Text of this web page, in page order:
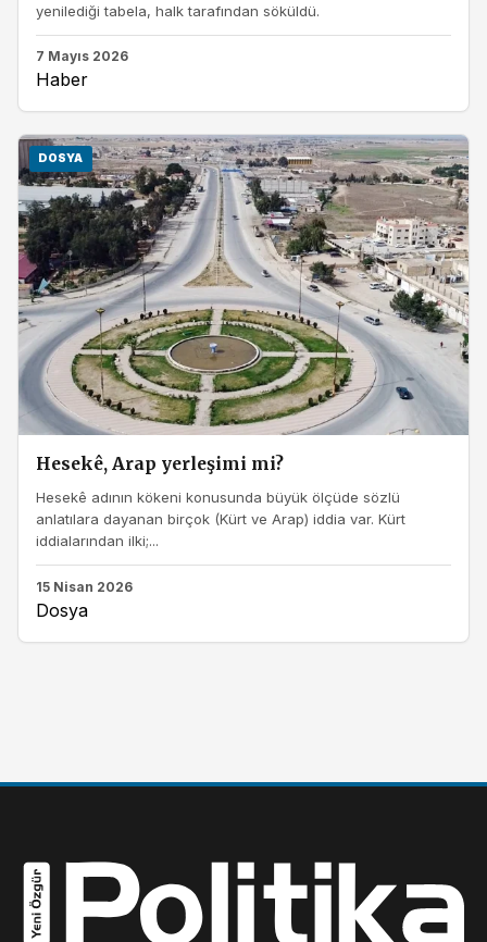
yenilediği tabela, halk tarafından söküldü.
7 Mayıs 2026
Haber
DOSYA
Hesekê, Arap yerleşimi mi?
Hesekê adının kökeni konusunda büyük ölçüde sözlü
anlatılara dayanan birçok (Kürt ve Arap) iddia var. Kürt
iddialarından ilki;...
15 Nisan 2026
Dosya